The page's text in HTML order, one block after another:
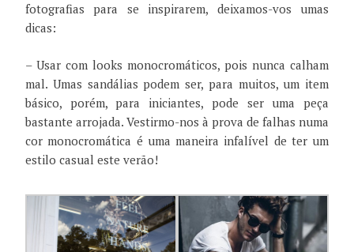
fotografias para se inspirarem, deixamos-vos umas
dicas:
– Usar com looks monocromáticos, pois nunca calham
mal. Umas sandálias podem ser, para muitos, um item
básico, porém, para iniciantes, pode ser uma peça
bastante arrojada. Vestirmo-nos à prova de falhas numa
cor monocromática é uma maneira infalível de ter um
estilo casual este verão!